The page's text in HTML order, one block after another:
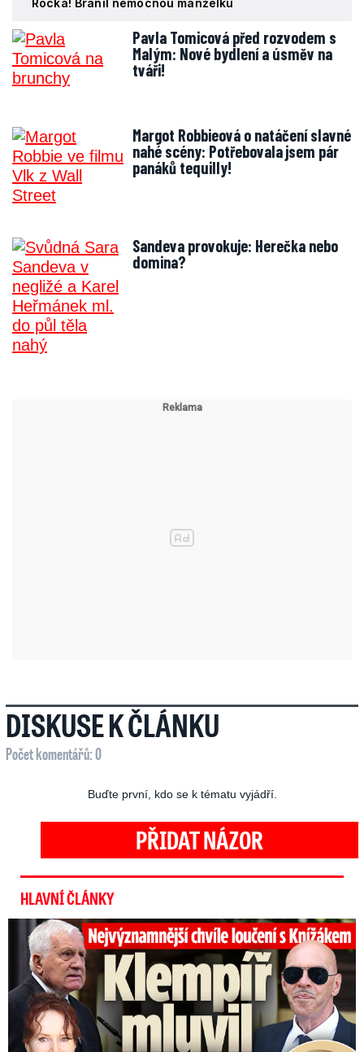
Rocka! Bránil nemocnou manželku
Pavla Tomicová před rozvodem s
Malým: Nové bydlení a úsměv na
tváři!
Margot Robbieová o natáčení slavné
nahé scény: Potřebovala jsem pár
panáků tequilly!
Sandeva provokuje: Herečka nebo
domina?
DISKUSE K ČLÁNKU
Počet komentářů: 0
Buďte první, kdo se k tématu vyjádří.
PŘIDAT NÁZOR
HLAVNÍ ČLÁNKY
Top momenty pohřbu Knížáka: Dojatý Klempíř, Pospíšil s Medou